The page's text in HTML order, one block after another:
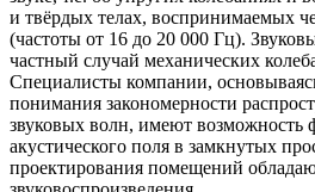
и твёрдых телах, воспринимаемых
(частоты от 16 до 20 000 Гц).
частный случай механических
Специалисты компании,
понимания закономерности
звуковых волн, имеют возможность
акустического поля в замкнутых
проектирования помещений